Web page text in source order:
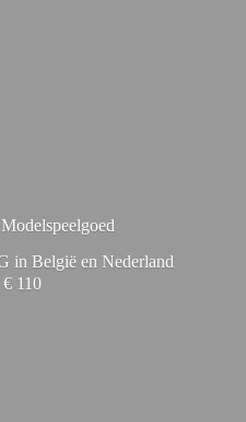
België en Nederland
110